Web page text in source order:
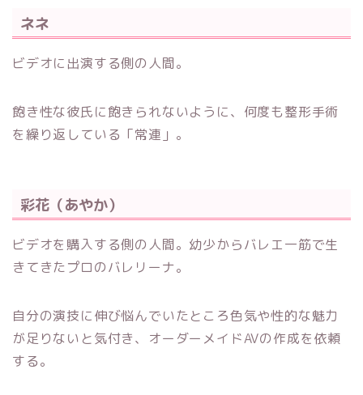
ネネ
ビデオに出演する側の人間。
飽き性な彼氏に飽きられないように、何度も整形手術
を繰り返している「常連」。
彩花（あやか）
ビデオを購入する側の人間。幼少からバレエ一筋で生
きてきたプロのバレリーナ。
自分の演技に伸び悩んでいたところ色気や性的な魅力
が足りないと気付き、オーダーメイドAVの作成を依頼
する。